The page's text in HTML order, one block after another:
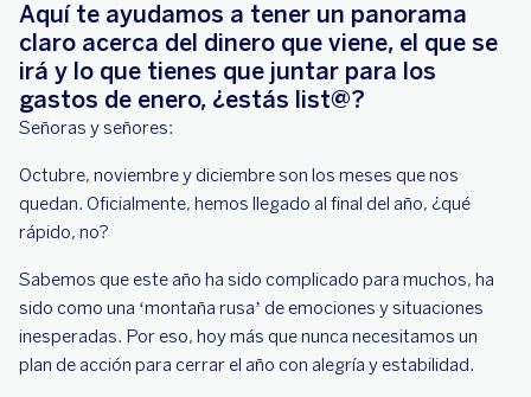
Aquí te ayudamos a tener un panorama
claro acerca del dinero que viene, el que se
irá y lo que tienes que juntar para los
gastos de enero, ¿estás list@?
Señoras y señores:
Octubre, noviembre y diciembre son los meses que nos
quedan. Oficialmente, hemos llegado al final del año, ¿qué
rápido, no?
Sabemos que este año ha sido complicado para muchos, ha
sido como una ‘montaña rusa’ de emociones y situaciones
inesperadas. Por eso, hoy más que nunca necesitamos un
plan de acción para cerrar el año con alegría y estabilidad.